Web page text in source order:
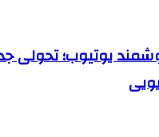
یوتیوب؛ تحولی